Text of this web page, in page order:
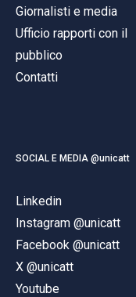
Giornalisti e media
Ufficio rapporti con il
pubblico
Contatti
SOCIAL E MEDIA @unicatt
Linkedin
Instagram @unicatt
Facebook @unicatt
X @unicatt
Youtube